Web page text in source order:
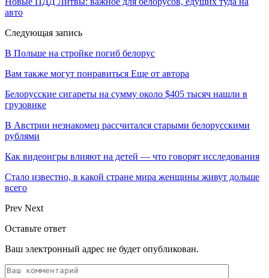
авто
Следующая запись
В Польше на стройке погиб белорус
Вам также могут понравиться Еще от автора
Белорусские сигареты на сумму около $405 тысяч нашли в
грузовике
В Австрии незнакомец рассчитался старыми белорусскими
рублями
Как видеоигры влияют на детей — что говорят исследования
Стало известно, в какой стране мира женщины живут дольше
всего
Prev Next
Оставьте ответ
Ваш электронный адрес не будет опубликован.